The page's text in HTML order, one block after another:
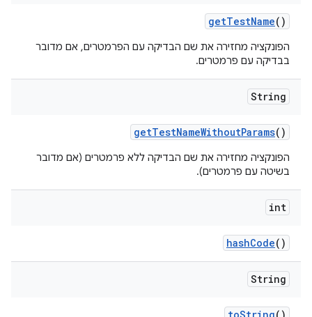
getTestName()
הפונקציה מחזירה את שם הבדיקה עם הפרמטרים, אם מדובר
בבדיקה עם פרמטרים.
String
getTestNameWithoutParams()
הפונקציה מחזירה את שם הבדיקה ללא פרמטרים (אם מדובר
בשיטה עם פרמטרים).
int
hashCode()
String